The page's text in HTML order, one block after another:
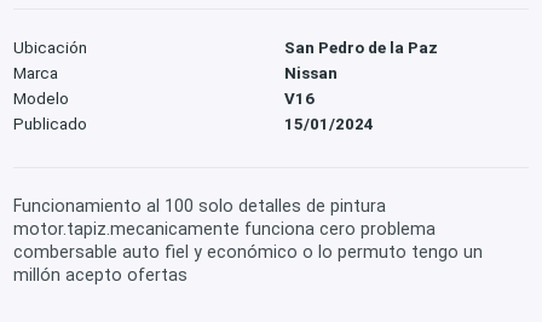
Ubicación
San Pedro de la Paz
Marca
Nissan
Modelo
V16
Publicado
15/01/2024
Funcionamiento al 100 solo detalles de pintura
motor.tapiz.mecanicamente funciona cero problema
combersable auto fiel y económico o lo permuto tengo un
millón acepto ofertas